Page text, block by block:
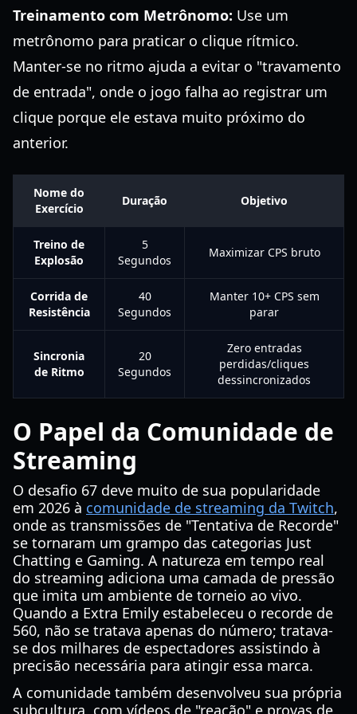
Treinamento com Metrônomo: Use um
metrônomo para praticar o clique rítmico.
Manter-se no ritmo ajuda a evitar o "travamento
de entrada", onde o jogo falha ao registrar um
clique porque ele estava muito próximo do
anterior.
Nome do
Exercício
Duração Objetivo
Treino de
Explosão
5
Segundos
Maximizar CPS bruto
Corrida de
Resistência
40
Segundos
Manter 10+ CPS sem
parar
Sincronia
de Ritmo
20
Segundos
Zero entradas
perdidas/cliques
dessincronizados
O Papel da Comunidade de
Streaming
O desafio 67 deve muito de sua popularidade
em 2026 à comunidade de streaming da Twitch,
onde as transmissões de "Tentativa de Recorde"
se tornaram um grampo das categorias Just
Chatting e Gaming. A natureza em tempo real
do streaming adiciona uma camada de pressão
que imita um ambiente de torneio ao vivo.
Quando a Extra Emily estabeleceu o recorde de
560, não se tratava apenas do número; tratava-
se dos milhares de espectadores assistindo à
precisão necessária para atingir essa marca.
A comunidade também desenvolveu sua própria
subcultura, com vídeos de "reação" e provas de